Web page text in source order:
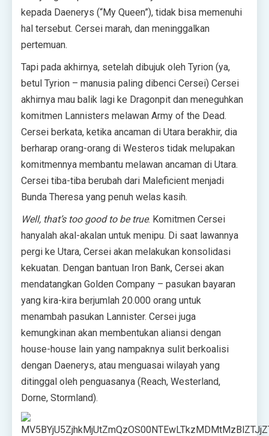
kepada Daenerys (“My Queen”), tidak bisa memenuhi
hal tersebut. Cersei marah, dan meninggalkan
pertemuan.
Tapi pada akhirnya, setelah dibujuk oleh Tyrion (ya,
betul Tyrion – manusia paling dibenci Cersei) Cersei
akhirnya mau balik lagi ke Dragonpit dan meneguhkan
komitmen Lannisters melawan Army of the Dead.
Cersei berkata, ketika ancaman di Utara berakhir, dia
berharap orang-orang di Westeros tidak melupakan
komitmennya membantu melawan ancaman di Utara.
Cersei tiba-tiba berubah dari Maleficient menjadi
Bunda Theresa yang penuh welas kasih.
Well, that’s too good to be true. Komitmen Cersei
hanyalah akal-akalan untuk menipu. Di saat lawannya
pergi ke Utara, Cersei akan melakukan konsolidasi
kekuatan. Dengan bantuan Iron Bank, Cersei akan
mendatangkan Golden Company – pasukan bayaran
yang kira-kira berjumlah 20.000 orang untuk
menambah pasukan Lannister. Cersei juga
kemungkinan akan membentukan aliansi dengan
house-house lain yang nampaknya sulit berkoalisi
dengan Daenerys, atau menguasai wilayah yang
ditinggal oleh penguasanya (Reach, Westerland,
Dorne, Stormland).